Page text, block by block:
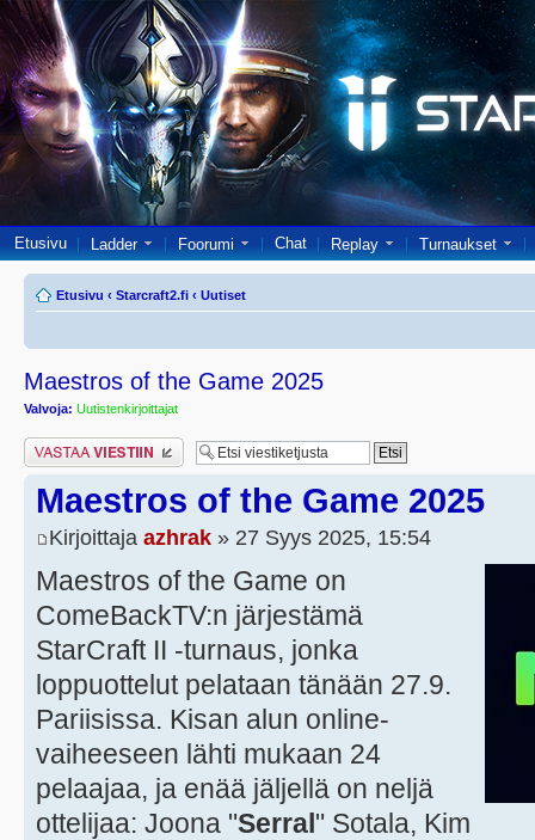
Etusivu Ladder Foorumi Chat Replay Turnaukset
Etusivu ‹ Starcraft2.fi ‹ Uutiset
Maestros of the Game 2025
Valvoja: Uutistenkirjoittajat
Lähetä vastaus
Maestros of the Game 2025
Kirjoittaja azhrak » 27 Syys 2025, 15:54
Maestros of the Game on
ComeBackTV:n järjestämä
StarCraft II -turnaus, jonka
loppuottelut pelataan tänään 27.9.
Pariisissa. Kisan alun online-
vaiheeseen lähti mukaan 24
pelaajaa, ja enää jäljellä on neljä
ottelijaa: Joona "Serral" Sotala, Kim